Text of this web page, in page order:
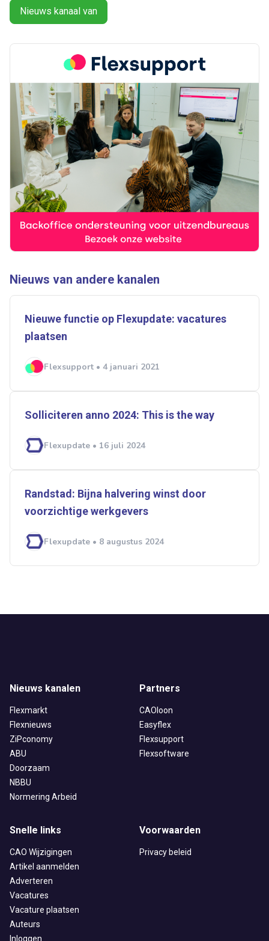
Nieuws kanaal van
Nieuws van andere kanalen
Nieuwe functie op Flexupdate: vacatures
plaatsen
Flexsupport • 4 januari 2021
Solliciteren anno 2024: This is the way
Flexupdate • 16 juli 2024
Randstad: Bijna halvering winst door
voorzichtige werkgevers
Flexupdate • 8 augustus 2024
Ontvang vacatures direct in
je mailbox
Nieuws kanalen
Flexmarkt
Flexnieuws
ZiPconomy
ABU
Doorzaam
NBBU
Normering Arbeid
Partners
CAOloon
Easyflex
Flexsupport
Flexsoftware
Snelle links
CAO Wijzigingen
Artikel aanmelden
Adverteren
Vacatures
Vacature plaatsen
Auteurs
Inloggen
Voorwaarden
Privacy beleid
Artikelen zoeken
Alles Ingezonden
Normering Arbeid
ZiPconomy